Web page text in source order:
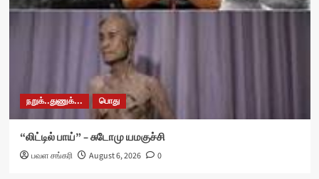
நறுக்..துணுக்... பொது
“லிட்டில் பாய்” – சுடோமு யமகுச்சி
பவள சங்கரி August 6, 2026 0